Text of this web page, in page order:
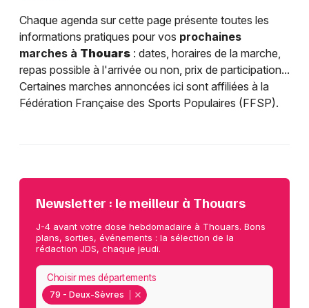
Chaque agenda sur cette page présente toutes les
informations pratiques pour vos prochaines
marches à Thouars : dates, horaires de la marche,
repas possible à l'arrivée ou non, prix de participation...
Certaines marches annoncées ici sont affiliées à la
Fédération Française des Sports Populaires (FFSP).
Newsletter : le meilleur à Thouars
J-4 avant votre dose hebdomadaire à Thouars. Bons
plans, sorties, événements : la sélection de la
rédaction JDS, chaque jeudi.
79 - Deux-Sèvres
Choisir mes départements